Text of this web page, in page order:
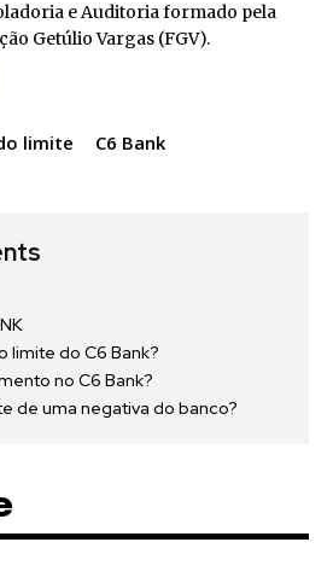
e Auditoria formado pela
Getúlio Vargas (FGV).
limite C6 Bank
limite do C6 Bank?
no C6 Bank?
de uma negativa do banco?